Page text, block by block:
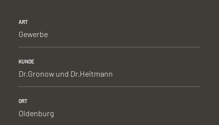
ART
Gewerbe
KUNDE
Dr.Gronow und Dr.Heitmann
ORT
Oldenburg